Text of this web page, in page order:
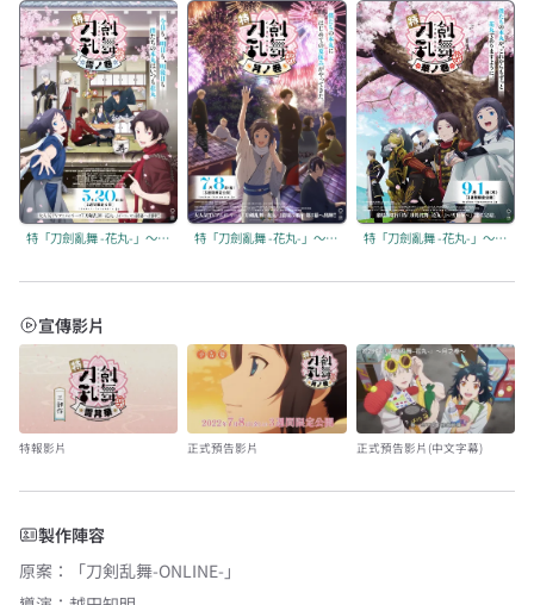
特「刀劍亂舞 -花丸-」～雪之巻～ 特「刀劍亂舞 -花丸-」～月之巻～ 特「刀劍亂舞 -花丸-」～華之巻～
宣傳影片
特報影片 正式預告影片 正式預告影片(中文字幕)
製作陣容
原案 ：
「刀剣乱舞-ONLINE-」